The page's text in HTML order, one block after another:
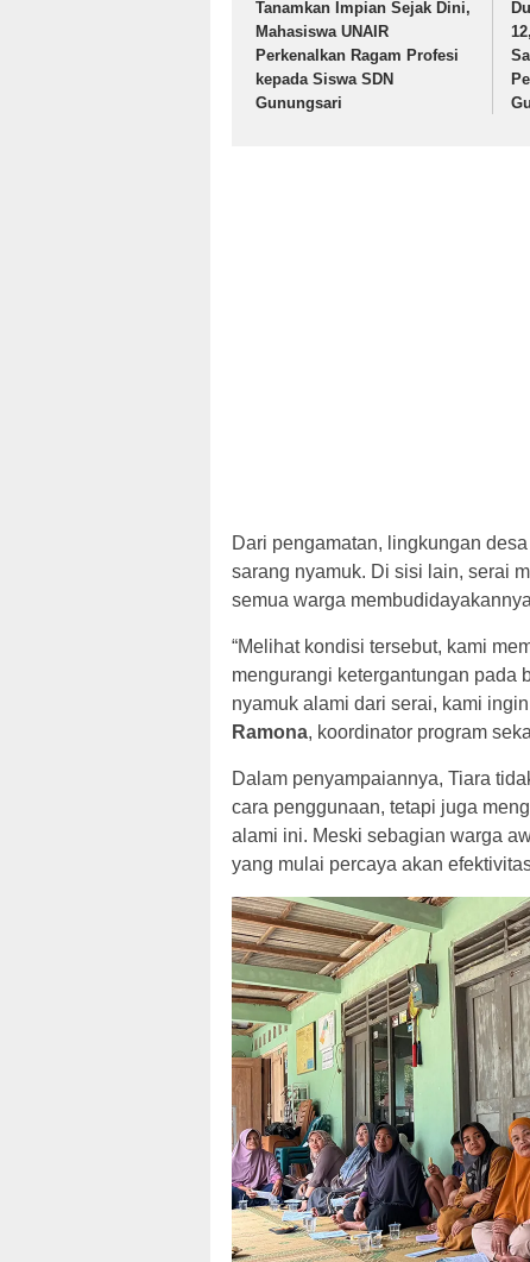
Tanamkan Impian Sejak Dini,
Mahasiswa UNAIR
Perkenalkan Ragam Profesi
kepada Siswa SDN
Gunungsari
Dari pengamatan, lingkungan
sarang nyamuk. Di sisi lain, serai
semua warga
“Melihat kondisi tersebut, kami
mengurangi ketergantungan pada
nyamuk alami dari serai, kami
Ramona, koordinator program
Dalam penyampaiannya, Tiara
cara penggunaan, tetapi juga
alami ini. Meski sebagian warga
yang mulai percaya akan